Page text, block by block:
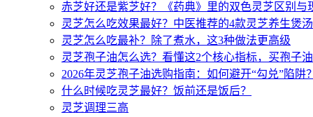
赤芝好还是紫芝好？《药典》里的双色灵芝区别与
灵芝怎么吃效果最好？中医推荐的4款灵芝养生煲
灵芝怎么吃最补？除了煮水，这3种做法更高级
灵芝孢子油怎么选？看懂这2个核心指标，买孢子
2026年灵芝孢子油选购指南：如何避开“勾兑”陷阱
什么时候吃灵芝最好？饭前还是饭后？
灵芝调理三高